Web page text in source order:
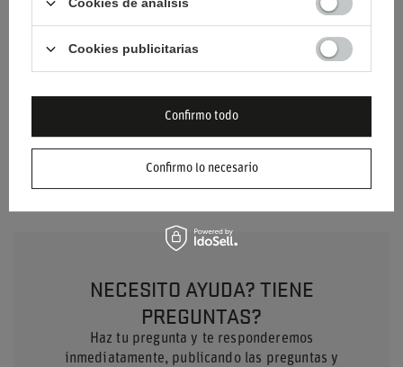
Marca Sparco
NECESITO AYUDA? TIENE
PREGUNTAS?
Haz tu pregunta y te responderemos
inmediatamente, publicando las preguntas y
Cookies publicitarias
Confirmo lo necesario
Confirmo todo